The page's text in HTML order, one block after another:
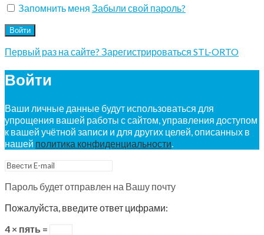
Запомнить меня Забыли свой пароль?
Войти
Первый раз на сайте? Зарегистрироваться STL-ORTO
Войти
Ваши личные данные будут использоваться для
упрощения вашей работы с сайтом, управления доступом
к вашей учётной записи и для других целей, описанных в
нашей политика конфиденциальности
Пароль будет отправлен на Вашу почту
Пожалуйста, введите ответ цифрами:
4 × пять =